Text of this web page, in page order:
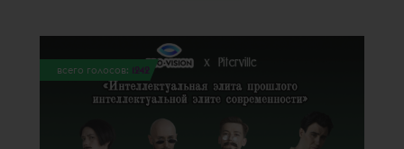
всего голосов: 1242